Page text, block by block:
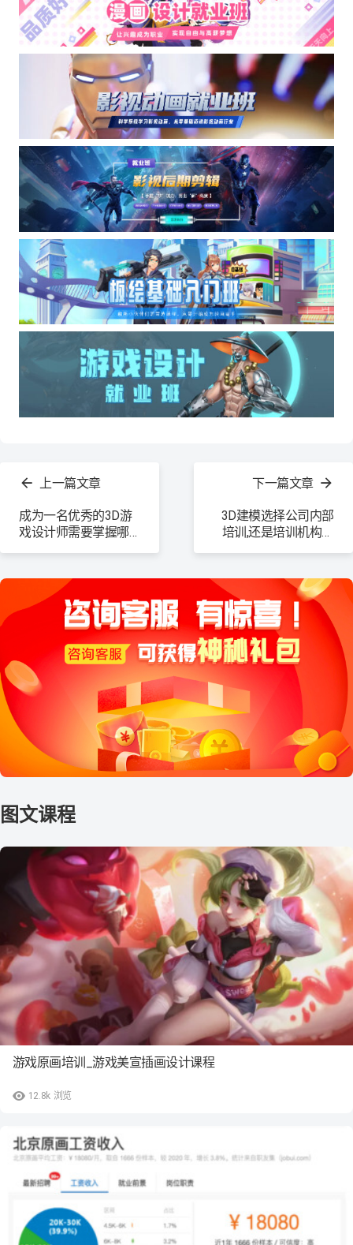
上一篇文章
成为一名优秀的3D游
戏设计师需要掌握哪
下一篇文章
3D建模选择公司内部
培训,还是培训机构培
12.8k 浏览
游戏原画培训_游戏美宣插画设计课程